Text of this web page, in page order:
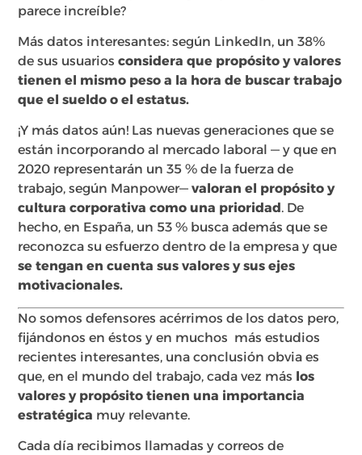
parece increíble?
Más datos interesantes: según LinkedIn, un 38%
de sus usuariosconsidera que propósito y valores
tienen el mismo peso a la hora de buscar trabajo
que el sueldo o el estatus.
¡Y más datos aún! Las nuevas generaciones que se
están incorporando al mercado laboral — y que en
2020 representarán un 35 % de la fuerza de
trabajo, según Manpower—valoran el propósito y
cultura corporativa como una prioridad. De
hecho, en España, un 53 % busca además que se
reconozca su esfuerzo dentro de la empresa y que
se tengan en cuenta sus valores y sus ejes
motivacionales.
No somos defensores acérrimos de los datos pero,
fijándonos en éstos y en muchos más estudios
recientes interesantes, una conclusión obvia es
que, en el mundo del trabajo, cada vez más los
valores y propósito tienen una importancia
estratégica muy relevante.
Cada día recibimos llamadas y correos de